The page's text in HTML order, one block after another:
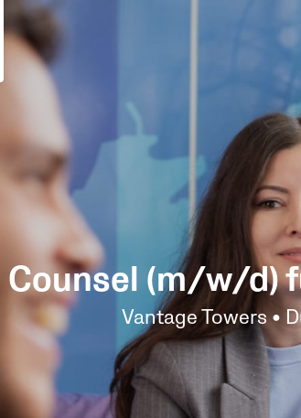
Counsel (m/w/d)
Vantage Towers •